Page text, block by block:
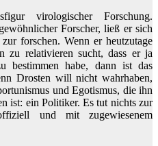
virologischer Forschung.
Forscher, ließ er sich
forschen. Wenn er heutzutage
zu relativieren sucht, dass er ja
bestimmen habe, dann ist das
Drosten will nicht wahrhaben,
und Egotismus, die ihn
ist: ein Politiker. Es tut nichts zur
und mit zugewiesenem